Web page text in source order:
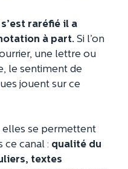
raréfié il a
à part. Si l’on
une lettre ou
le sentiment de
jouent sur ce
elles se permettent
ce canal : qualité du
textes